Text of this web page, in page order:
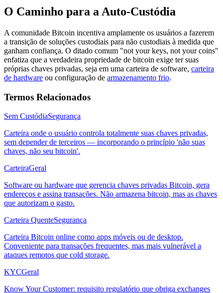
O Caminho para a Auto-Custódia
A comunidade Bitcoin incentiva amplamente os usuários a fazerem
a transição de soluções custodiais para não custodiais à medida que
ganham confiança. O ditado comum "not your keys, not your coins"
enfatiza que a verdadeira propriedade de bitcoin exige ter suas
próprias chaves privadas, seja em uma carteira de software, carteira
de hardware ou configuração de armazenamento frio.
Termos Relacionados
Sem CustódiaSegurança
Carteira onde o usuário controla totalmente suas chaves privadas,
sem depender de terceiros — incorporando o princípio 'não suas
chaves, não seu bitcoin'.
CarteiraGeral
Software ou hardware que gerencia chaves privadas Bitcoin, gera
endereços e assina transações. Não armazena bitcoin, mas as chaves
que autorizam o gasto.
Carteira QuenteSegurança
Carteira Bitcoin online como apps móveis ou de desktop.
Conveniente para transações frequentes, mas mais vulnerável a
ataques remotos que cold storage.
KYCGeral
Know Your Customer: requisito regulatório que obriga exchanges